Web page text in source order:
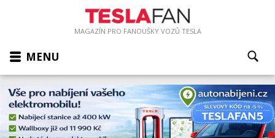
MAGAZÍN PRO FANOUŠKY VOZŮ TESLA
MENU